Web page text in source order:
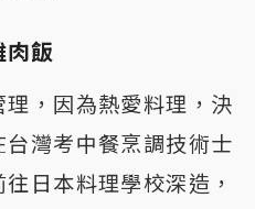
肉飯
，因為熱愛料理，決
灣考中餐烹調技術士
日本料理學校深造，